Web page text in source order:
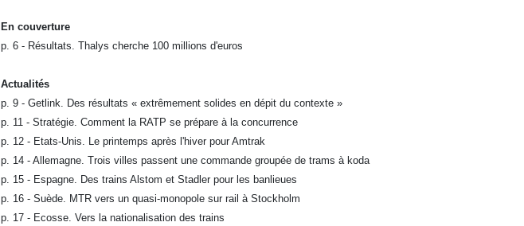
En couverture
p. 6 - Résultats. Thalys cherche 100 millions d'euros
Actualités
p. 9 - Getlink. Des résultats « extrêmement solides en dépit du contexte »
p. 11 - Stratégie. Comment la RATP se prépare à la concurrence
p. 12 - Etats-Unis. Le printemps après l'hiver pour Amtrak
p. 14 - Allemagne. Trois villes passent une commande groupée de trams à koda
p. 15 - Espagne. Des trains Alstom et Stadler pour les banlieues
p. 16 - Suède. MTR vers un quasi-monopole sur rail à Stockholm
p. 17 - Ecosse. Vers la nationalisation des trains